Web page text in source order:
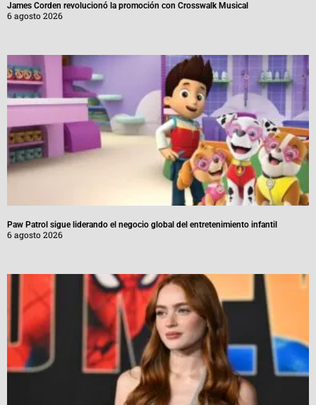
James Corden revolucionó la promoción con Crosswalk Musical
6 agosto 2026
Paw Patrol sigue liderando el negocio global del entretenimiento infantil
6 agosto 2026